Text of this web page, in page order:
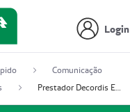
Login
Comunicação
Prestador Decordis Exames Cardiológicos LTDA (51004347-4)